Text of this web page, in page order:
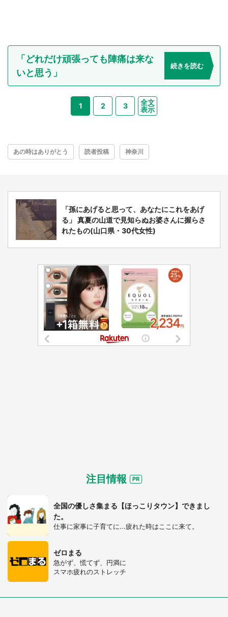
「どれだけ頑張っても陣痛は来な
いと思う」
続きを読む
1 2 3
全文
表示
あの時はありがとう 読者投稿 神奈川
「孫にあげると思って、あなたにこれをあげ
る」 真夏の山道で見知らぬお婆さんに握らさ
れたもの(山口県・30代女性)
注目情報
全国の優しさ集まる【ほっこりタウン】できまし
た。
仕事に家事に子育てに...疲れた時はここに来て。
ゼロまる
急がず、慌てず、円満に
スマホ疲れのストレッチ